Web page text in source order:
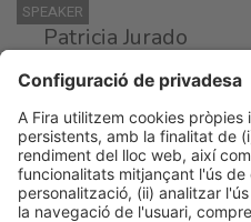
SPEAKER
Patricia Jurado
Project Manager & Researcher
Sessió Principal